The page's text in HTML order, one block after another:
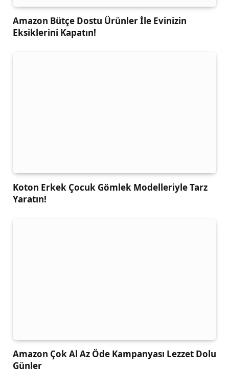
Amazon Bütçe Dostu Ürünler İle Evinizin
Eksiklerini Kapatın!
Koton Erkek Çocuk Gömlek Modelleriyle Tarz
Yaratın!
Amazon Çok Al Az Öde Kampanyası Lezzet Dolu
Günler